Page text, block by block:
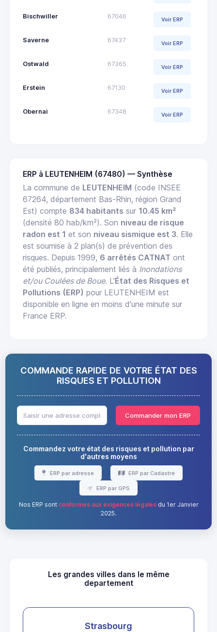
Bischwiller 67046 Voir ERP
Saverne 67437 Voir ERP
Ostwald 67365 Voir ERP
Erstein 67130 Voir ERP
Obernai 67348 Voir ERP
ERP à LEUTENHEIM (67480) — Synthèse
La commune de LEUTENHEIM (code INSEE
67264, département Bas-Rhin, région Grand
Est) compte 834 habitants sur 10.45 km²
(densité 80 hab/km²). Son niveau de risque
radon est 1 et son niveau sismique est 3. Elle
est soumise à 2 plan(s) de prévention des
risques. Depuis 1999, 6 arrêtés CATNAT ont
été publiés, principalement liés à Inondations
et/ou Coulées de Boue. L'État des Risques et
Pollutions (ERP) pour LEUTENHEIM est
disponible en ligne en moins d'une minute sur
France ERP.
COMMANDE RAPIDE DE VOTRE ÉTAT DES
RISQUES ET POLLUTION
Commander mon ERP
Commandez votre état des risques et pollution par
d'autres moyens
ERP par adresse ERP par Cadastre
ERP par GPS
Nos ERP sont conformes aux exigences légalesdu 1er Janvier
2025.
Les grandes villes dans le même
departement
Strasbourg